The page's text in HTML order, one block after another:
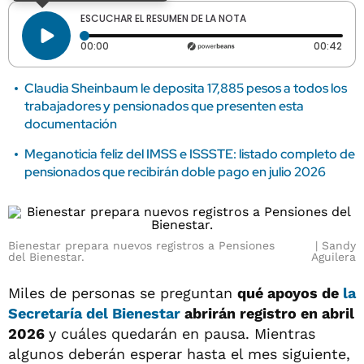
ESCUCHAR EL RESUMEN DE LA NOTA
00:00 Tiempo transcurrido: 0 segundos 00:42
Claudia Sheinbaum le deposita 17,885 pesos a todos los
trabajadores y pensionados que presenten esta
documentación
Meganoticia feliz del IMSS e ISSSTE: listado completo de
pensionados que recibirán doble pago en julio 2026
Bienestar prepara nuevos registros a Pensiones
del Bienestar.
Sandy
Aguilera
Miles de personas se preguntan qué apoyos de la
Secretaría del Bienestar abrirán registro en abril
2026 y cuáles quedarán en pausa. Mientras
algunos deberán esperar hasta el mes siguiente,